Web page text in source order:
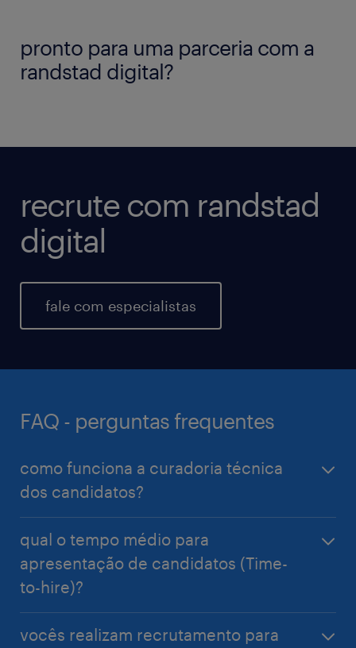
pronto para uma parceria com a
randstad digital?
recrute com randstad
digital
fale com especialistas
FAQ - perguntas frequentes
como funciona a curadoria técnica
dos candidatos?
avaliações de competências específicas (como
Cloud, Big Data e Desenvolvimento) para garantir
que apenas os perfis mais qualificados cheguem até
qual o tempo médio para
apresentação de candidatos (Time-
to-hire)?
mas nossa metodologia de busca ativa e banco de
vocês realizam recrutamento para